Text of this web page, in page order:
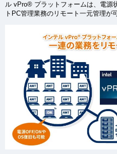
ル vPro® プラットフォームは、電源
トPC管理業務のリモート一元管理が